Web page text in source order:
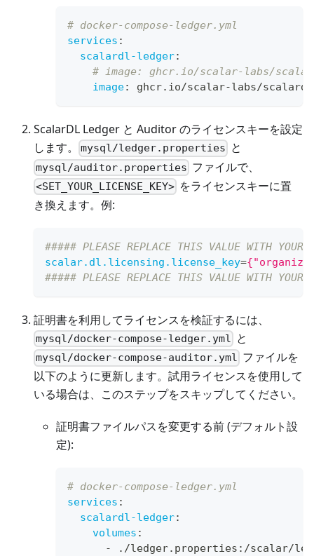
# docker-compose-ledger.yml
services :
scalardl-ledger:
# image: ghcr.io/scalar-labs/scalardl-
image: ghcr.io/scalar-labs/scalardl
ScalarDL Ledger と Auditor のライセンスキーを設定
します。
mysql/ledger.properties と
mysql/auditor.properties ファイルで、
<SET_YOUR_LICENSE_KEY> をライセンスキーに置
き換えます。例:
##### PLEASE REPLACE THIS VALUE WITH
scalar.dl.licensing.license_key=
##### PLEASE REPLACE THIS VALUE WITH
証明書を利用してライセンスを検証するには、
mysql/docker-compose-ledger.yml と
mysql/docker-compose-auditor.yml ファイルを
以下のように更新します。試用ライセンスを使用して
いる場合は、このステップをスキップしてください。
証明書ファイルパスを変更する前 (デフォルト設
定):
# docker-compose-ledger.yml
services :
scalardl-ledger:
volumes :
-
./ledger.properties : /scalar/